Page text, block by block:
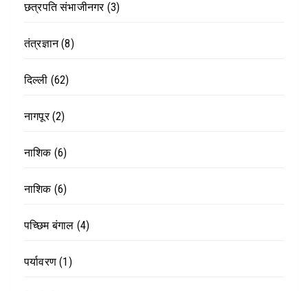
छत्रपति संभाजीनगर(3)
तंत्रज्ञान(8)
दिल्ली (62)
नागपूर(2)
नाशिक(6)
नाशिक(6)
पच्छिम बंगाल (4)
पर्यावरण (1)